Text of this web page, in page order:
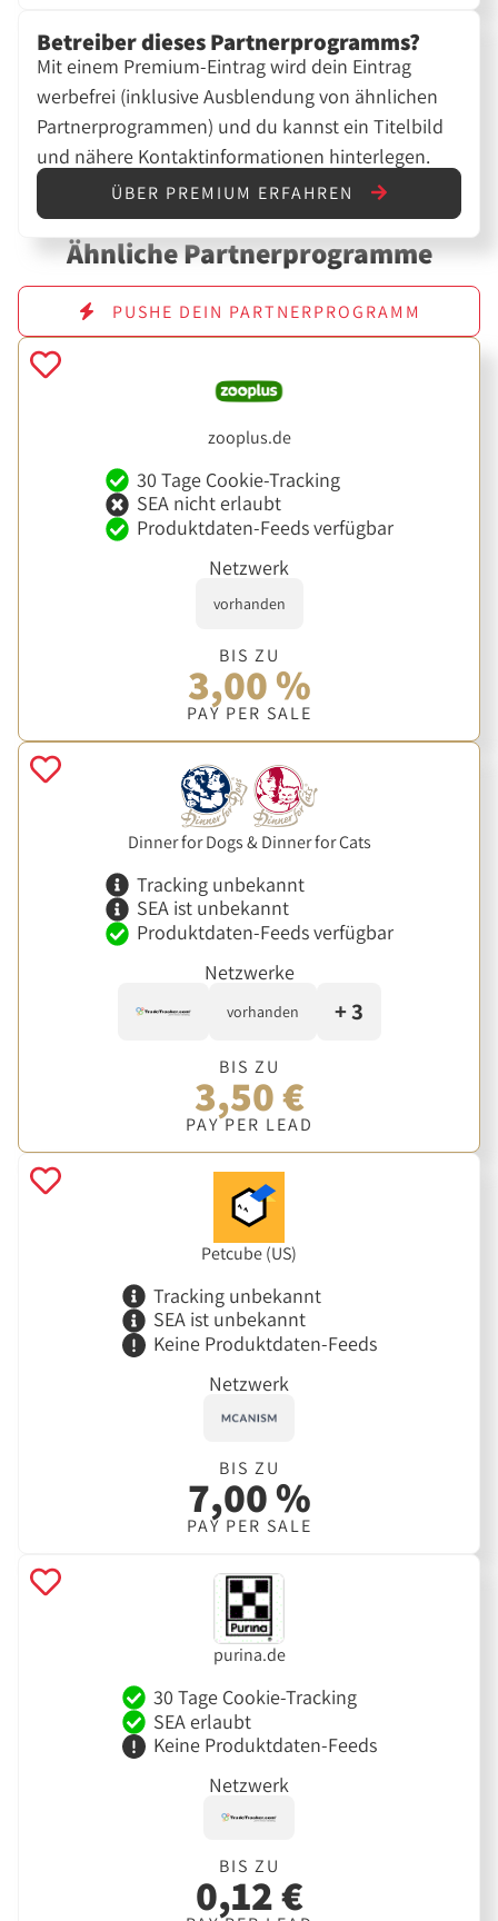
Betreiber dieses Partnerprogramms?
Mit einem Premium-Eintrag wird dein Eintrag
werbefrei (inklusive Ausblendung von ähnlichen
Partnerprogrammen) und du kannst ein Titelbild
und nähere Kontaktinformationen hinterlegen.
ÜBER PREMIUM ERFAHREN
Ähnliche Partnerprogramme
PUSHE DEIN PARTNERPROGRAMM
zooplus.de
30 Tage Cookie-Tracking
SEA nicht erlaubt
Produktdaten-Feeds verfügbar
Netzwerk
vorhanden
BIS ZU
3,00 %
PAY PER SALE
Dinner for Dogs & Dinner for Cats
Tracking unbekannt
SEA ist unbekannt
Produktdaten-Feeds verfügbar
Netzwerke
vorhanden + 3
BIS ZU
3,50 €
PAY PER LEAD
Petcube (US)
Tracking unbekannt
SEA ist unbekannt
Keine Produktdaten-Feeds
Netzwerk
BIS ZU
7,00 %
PAY PER SALE
purina.de
30 Tage Cookie-Tracking
SEA erlaubt
Keine Produktdaten-Feeds
Netzwerk
BIS ZU
0,12 €